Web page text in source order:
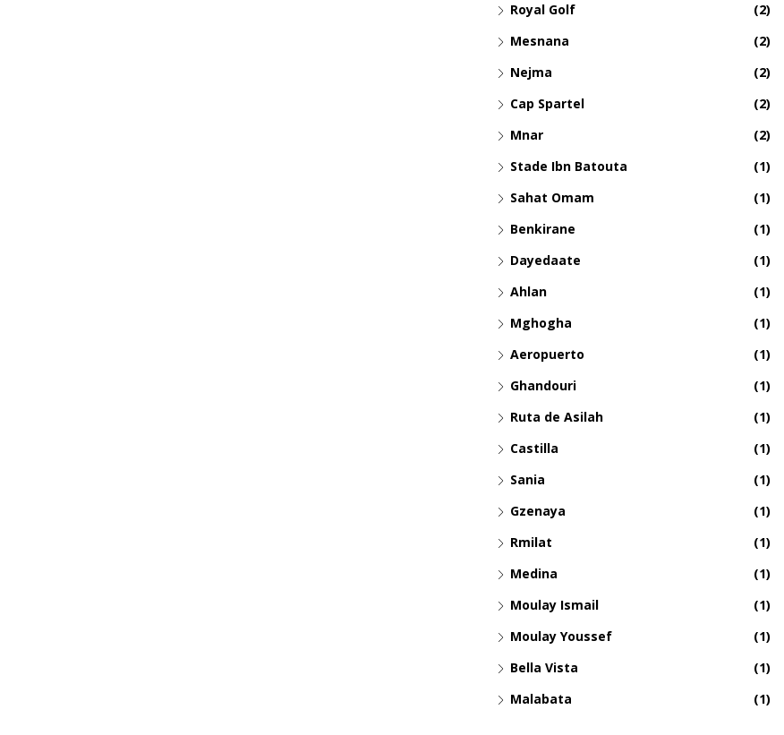
Royal Golf
(2)
Mesnana
(2)
Nejma
(2)
Cap Spartel
(2)
Mnar
(2)
Stade Ibn Batouta
(1)
Sahat Omam
(1)
Benkirane
(1)
Dayedaate
(1)
Ahlan
(1)
Mghogha
(1)
Aeropuerto
(1)
Ghandouri
(1)
Ruta de Asilah
(1)
Castilla
(1)
Sania
(1)
Gzenaya
(1)
Rmilat
(1)
Medina
(1)
Moulay Ismail
(1)
Moulay Youssef
(1)
Bella Vista
(1)
Malabata
(1)